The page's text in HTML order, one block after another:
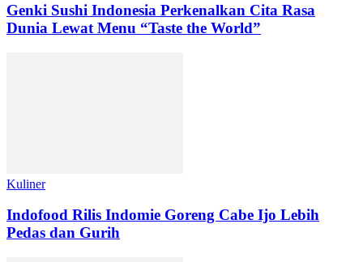
Genki Sushi Indonesia Perkenalkan Cita Rasa
Dunia Lewat Menu “Taste the World”
Kuliner
Indofood Rilis Indomie Goreng Cabe Ijo Lebih
Pedas dan Gurih